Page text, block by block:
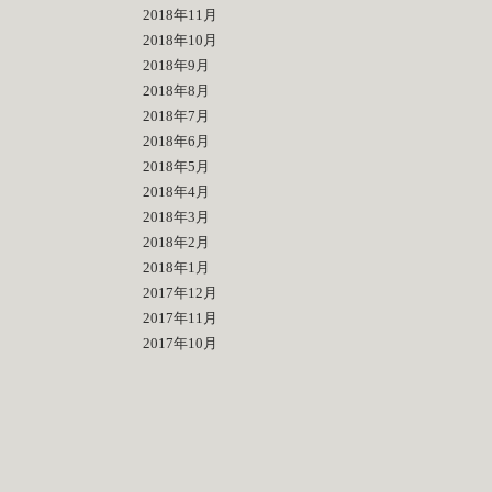
2018年11月
2018年10月
2018年9月
2018年8月
2018年7月
2018年6月
2018年5月
2018年4月
2018年3月
2018年2月
2018年1月
2017年12月
2017年11月
2017年10月